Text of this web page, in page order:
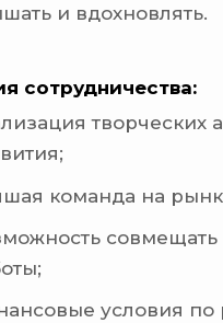
и вдохновлять.
сотрудничества:
команда на
условия по